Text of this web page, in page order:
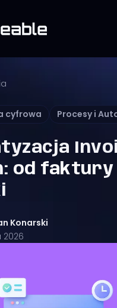
cyfrowa Procesy i
od faktury
Konarski
2026